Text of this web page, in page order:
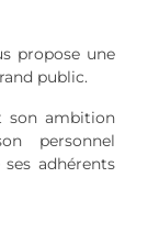
propose une
public.
son ambition
personnel
adhérents